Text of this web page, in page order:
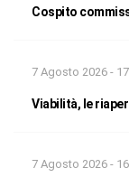
Cospito
7 Agosto 2026 -
Viabilità, le
7 Agosto 2026 -